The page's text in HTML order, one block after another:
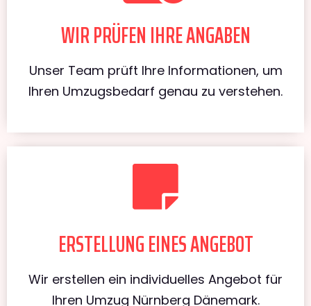
WIR PRÜFEN IHRE ANGABEN
Unser Team prüft Ihre Informationen, um
Ihren Umzugsbedarf genau zu verstehen.
ERSTELLUNG EINES ANGEBOT
Wir erstellen ein individuelles Angebot für
Ihren Umzug Nürnberg Dänemark.